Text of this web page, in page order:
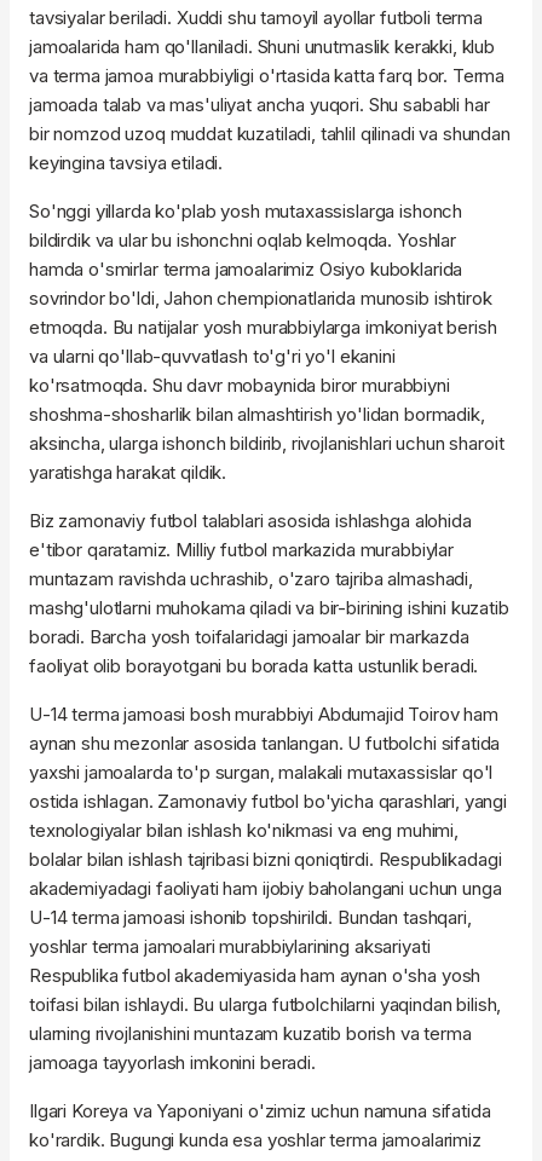
tavsiyalar beriladi. Xuddi shu tamoyil ayollar futboli terma
jamoalarida ham qo'llaniladi. Shuni unutmaslik kerakki, klub
va terma jamoa murabbiyligi o'rtasida katta farq bor. Terma
jamoada talab va mas'uliyat ancha yuqori. Shu sababli har
bir nomzod uzoq muddat kuzatiladi, tahlil qilinadi va shundan
keyingina tavsiya etiladi.
So'nggi yillarda ko'plab yosh mutaxassislarga ishonch
bildirdik va ular bu ishonchni oqlab kelmoqda. Yoshlar
hamda o'smirlar terma jamoalarimiz Osiyo kuboklarida
sovrindor bo'ldi, Jahon chempionatlarida munosib ishtirok
etmoqda. Bu natijalar yosh murabbiylarga imkoniyat berish
va ularni qo'llab-quvvatlash to'g'ri yo'l ekanini
ko'rsatmoqda. Shu davr mobaynida biror murabbiyni
shoshma-shosharlik bilan almashtirish yo'lidan bormadik,
aksincha, ularga ishonch bildirib, rivojlanishlari uchun sharoit
yaratishga harakat qildik.
Biz zamonaviy futbol talablari asosida ishlashga alohida
e'tibor qaratamiz. Milliy futbol markazida murabbiylar
muntazam ravishda uchrashib, o'zaro tajriba almashadi,
mashg'ulotlarni muhokama qiladi va bir-birining ishini kuzatib
boradi. Barcha yosh toifalaridagi jamoalar bir markazda
faoliyat olib borayotgani bu borada katta ustunlik beradi.
U-14 terma jamoasi bosh murabbiyi Abdumajid Toirov ham
aynan shu mezonlar asosida tanlangan. U futbolchi sifatida
yaxshi jamoalarda to'p surgan, malakali mutaxassislar qo'l
ostida ishlagan. Zamonaviy futbol bo'yicha qarashlari, yangi
texnologiyalar bilan ishlash ko'nikmasi va eng muhimi,
bolalar bilan ishlash tajribasi bizni qoniqtirdi. Respublikadagi
akademiyadagi faoliyati ham ijobiy baholangani uchun unga
U-14 terma jamoasi ishonib topshirildi. Bundan tashqari,
yoshlar terma jamoalari murabbiylarining aksariyati
Respublika futbol akademiyasida ham aynan o'sha yosh
toifasi bilan ishlaydi. Bu ularga futbolchilarni yaqindan bilish,
ularning rivojlanishini muntazam kuzatib borish va terma
jamoaga tayyorlash imkonini beradi.
Ilgari Koreya va Yaponiyani o'zimiz uchun namuna sifatida
ko'rardik. Bugungi kunda esa yoshlar terma jamoalarimiz